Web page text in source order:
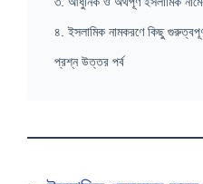
৪. ইসলামিক নামকরণে কিছু
প্রশ্ন উত্তর পর্ব